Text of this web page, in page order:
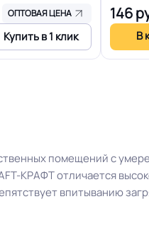
На
ОПТОВАЯ ЦЕНА
Купить в 1 клик
146
В
помещений с
КРАФТ отличается
впитыванию